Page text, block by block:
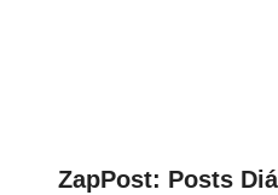
ZapPost: Posts